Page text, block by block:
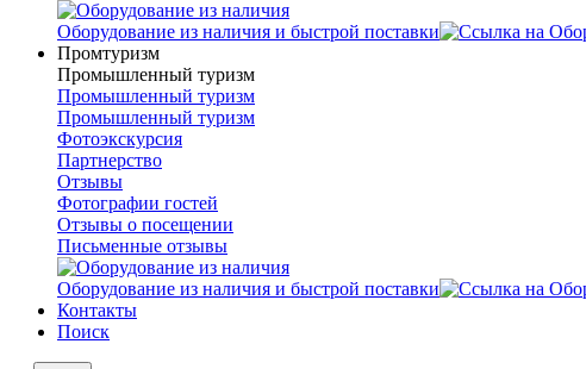
Оборудование из наличия и быстрой поставки
Промтуризм
Промышленный туризм
Промышленный туризм
Промышленный туризм
Фотоэкскурсия
Партнерство
Отзывы
Фотографии гостей
Отзывы о посещении
Письменные отзывы
Оборудование из наличия и быстрой поставки
Контакты
Поиск